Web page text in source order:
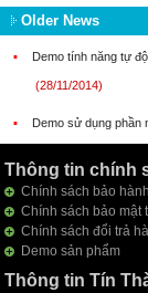
Older News
▪ Demo tính năng tự
(28/11/2014)
▪ Demo sử dụng phần
Thông tin chính
Chính sách bảo hành
Chính sách bảo mật
Chính sách đổi trả
Demo sản phẩm
Thông tin Tín